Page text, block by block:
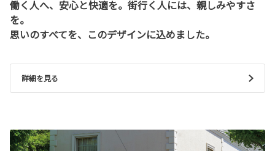
働く人へ、安心と快適を。街行く人には、親しみやすさ
を。
思いのすべてを、このデザインに込めました。
詳細を見る